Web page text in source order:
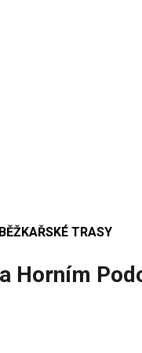
BĚŽKAŘSKÉ TRASY
Horním